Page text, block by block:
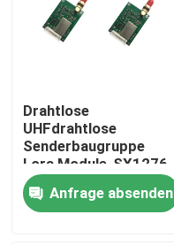
Drahtlose
UHFdrahtlose
Senderbaugruppe
Lora Module-SX1276
433mhz 1W
Anfrage absenden